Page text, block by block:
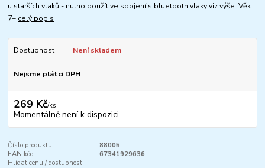
u starších vlaků - nutno použít ve spojení s bluetooth vlaky viz výše. Věk:
7+ celý popis
Dostupnost Není skladem
Nejsme plátci DPH
269 Kč/ks
Momentálně není k dispozici
Číslo produktu:
88005
EAN kód:
67341929636
Hlídat cenu / dostupnost